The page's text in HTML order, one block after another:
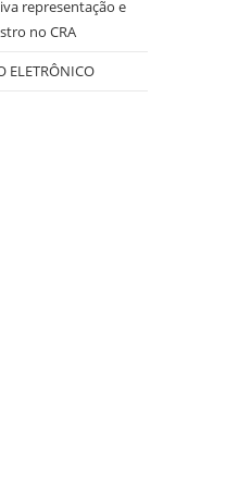
representação e
no CRA
ELETRÔNICO